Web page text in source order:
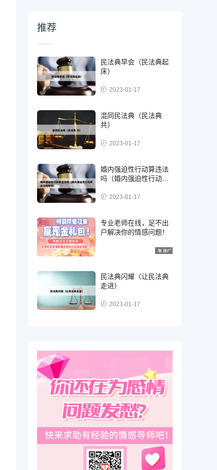
推荐
民法典早会（民法典起
床）
2023-01-17
混同民法典（民法典
共）
2023-01-17
婚内强迫性行动算违法
吗（婚内强迫性行动算
2023-01-17
专业老师在线，足不出
户解决你的情感问题！
民法典闪耀（让民法典
走进）
2023-01-17